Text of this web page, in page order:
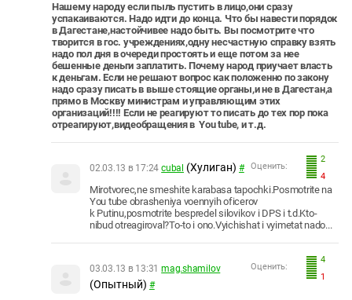
Нашему народу если пыль пустить в лицо,они сразу
успакаиваются. Надо идти до конца. Что бы навести порядок
в Дагестане,настойчивее надо быть. Вы посмотрите что
творится в гос. учреждениях,одну несчастную справку взять
надо пол дня в очереди простоять и еще потом за нее
бешенные деньги заплатить. Почему народ приучает власть
к деньгам. Если не решают вопрос как положенно по закону
надо сразу писать в выше стоящие органы,и не в Дагестан,а
прямо в Москву министрам и управляющим этих
организаций!!!! Если не реагируют то писать до тех пор пока
отреагируют,видеобращения в You tube, и т.д.
2
4
Оценить:
02.03.13 в 17:24 сubal (Хулиган) #
Mirotvorec,ne smeshite karabasa tapochki.Posmotrite na
You tube obrasheniya voennyih oficerov
k Putinu,posmotrite bespredel silovikov i DPS i t.d.Kto-
nibud otreagiroval?To-to i ono.Vyichishat i vyimetat nado...
4
1
Оценить:
03.03.13 в 13:31 mag.shamilov
(Опытный) #